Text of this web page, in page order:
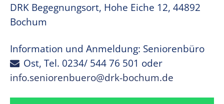
DRK Begegnungsort, Hohe Eiche 12, 44892
Bochum
Information und Anmeldung: Seniorenbüro
Ost, Tel. 0234/ 544 76 501 oder
info.seniorenbuero@drk-bochum.de